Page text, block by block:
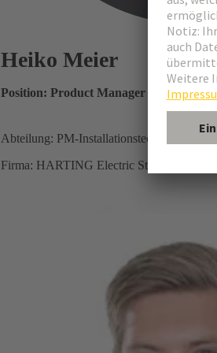
Heiko Meier
Position: Product Manager
Abteilung: PM-Installationstechnik
Firma: HARTING Electric Stiftung & Co.